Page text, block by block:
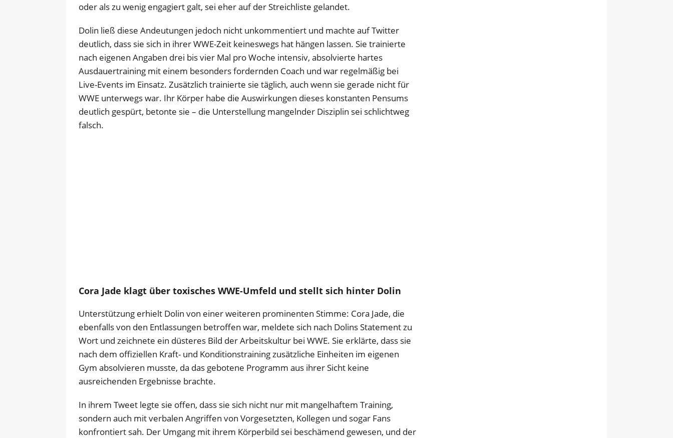
oder als zu wenig engagiert galt, sei eher auf der Streichliste gelandet.
Dolin ließ diese Andeutungen jedoch nicht unkommentiert und machte auf Twitter
deutlich, dass sie sich in ihrer WWE-Zeit keineswegs hat hängen lassen. Sie trainierte
nach eigenen Angaben drei bis vier Mal pro Woche intensiv, absolvierte hartes
Ausdauertraining mit einem besonders fordernden Coach und war regelmäßig bei
Live-Events im Einsatz. Zusätzlich trainierte sie täglich, auch wenn sie gerade nicht für
WWE unterwegs war. Ihr Körper habe die Auswirkungen dieses konstanten Pensums
deutlich gespürt, betonte sie – die Unterstellung mangelnder Disziplin sei schlichtweg
falsch.
Cora Jade klagt über toxisches WWE-Umfeld und stellt sich hinter Dolin
Unterstützung erhielt Dolin von einer weiteren prominenten Stimme: Cora Jade, die
ebenfalls von den Entlassungen betroffen war, meldete sich nach Dolins Statement zu
Wort und zeichnete ein düsteres Bild der Arbeitskultur bei WWE. Sie erklärte, dass sie
nach dem offiziellen Kraft- und Konditionstraining zusätzliche Einheiten im eigenen
Gym absolvieren musste, da das gebotene Programm aus ihrer Sicht keine
ausreichenden Ergebnisse brachte.
In ihrem Tweet legte sie offen, dass sie sich nicht nur mit mangelhaftem Training,
sondern auch mit verbalen Angriffen von Vorgesetzten, Kollegen und sogar Fans
konfrontiert sah. Der Umgang mit ihrem Körperbild sei beschämend gewesen, und der